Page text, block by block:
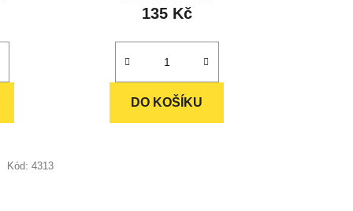
je
hvězdiček.
135 Kč
DO KOŠÍKU
Kód: 4313